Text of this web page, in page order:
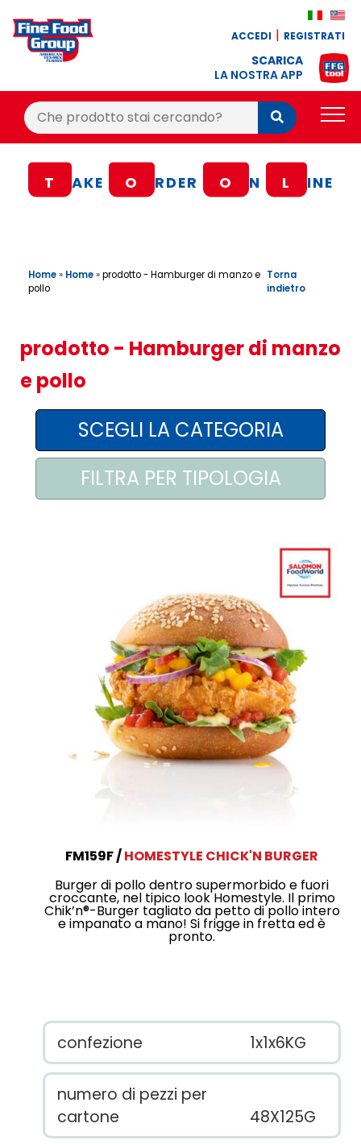
ACCEDI REGISTRATI
SCARICA
LA NOSTRA APP
Cerca:
Cerca
BLOG
OFFERTE
AREA AGENTI
T AKE O RDER O N L INE
Home» Home»prodotto - Hamburger di manzo e
pollo
Torna
indietro
prodotto - Hamburger di manzo
e pollo
FM159F
HOMESTYLE CHICK'N BURGER
Burger di pollo dentro supermorbido e fuori
croccante, nel tipico look Homestyle. Il primo
Chik’n®-Burger tagliato da petto di pollo intero
e impanato a mano! Si frigge in fretta ed è
pronto.
confezione 1x1x6KG
numero di pezzi per
cartone
48X125G